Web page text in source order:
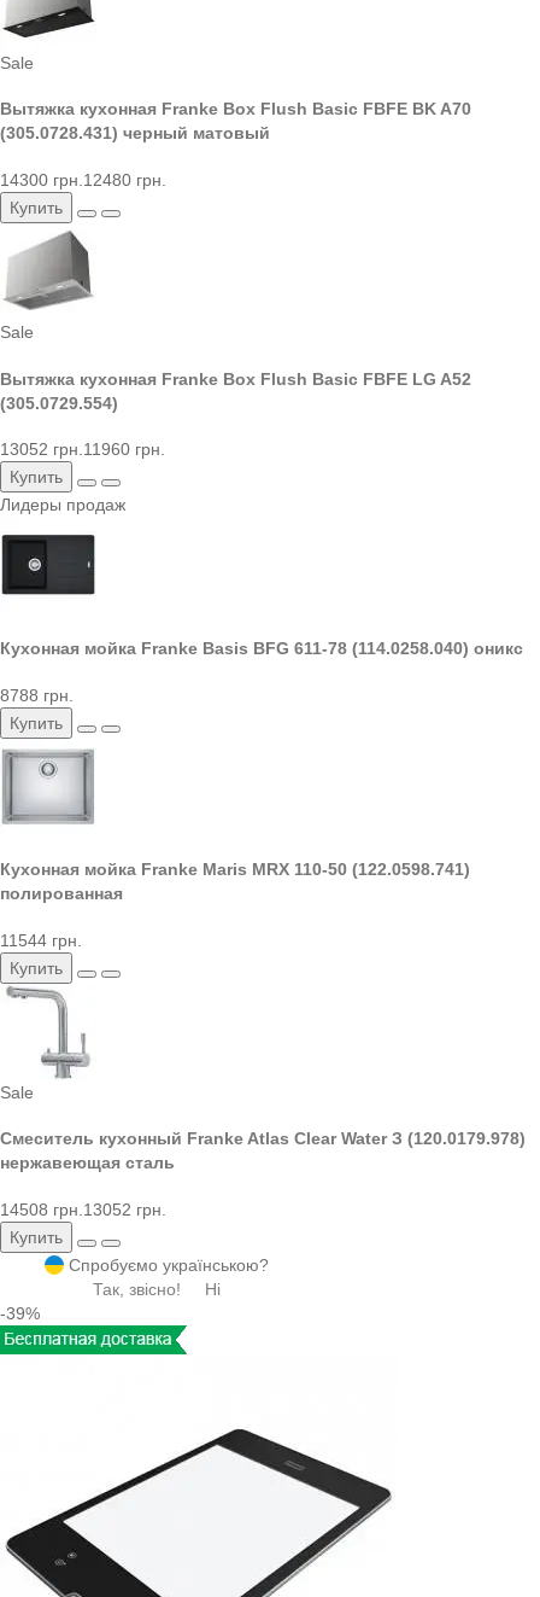
Sale
Вытяжка кухонная Franke Box Flush Basic FBFE BK A70
(305.0728.431) черный матовый
14300 грн. 12480 грн.
Купить
Sale
Вытяжка кухонная Franke Box Flush Basic FBFE LG A52
(305.0729.554)
13052 грн.11960 грн.
Купить
Лидеры продаж
Кухонная мойка Franke Basis BFG 611-78 (114.0258.040) оникс
8788 грн.
Купить
Кухонная мойка Franke Maris MRX 110-50 (122.0598.741)
полированная
11544 грн.
Купить
Sale
Смеситель кухонный Franke Atlas Clear Water З (120.0179.978)
нержавеющая сталь
14508 грн. 13052 грн.
Купить
Спробуємо українською?
Так, звісно!
Ні
-39%